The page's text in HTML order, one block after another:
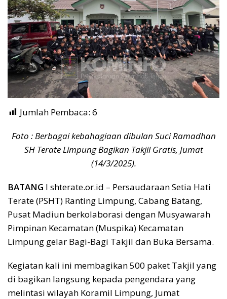
Jumlah Pembaca: 6
Foto : Berbagai kebahagiaan dibulan Suci Ramadhan
SH Terate Limpung Bagikan Takjil Gratis, Jumat
(14/3/2025).
BATANG I shterate.or.id – Persaudaraan Setia Hati
Terate (PSHT) Ranting Limpung, Cabang Batang,
Pusat Madiun berkolaborasi dengan Musyawarah
Pimpinan Kecamatan (Muspika) Kecamatan
Limpung gelar Bagi-Bagi Takjil dan Buka Bersama.
Kegiatan kali ini membagikan 500 paket Takjil yang
di bagikan langsung kepada pengendara yang
melintasi wilayah Koramil Limpung, Jumat